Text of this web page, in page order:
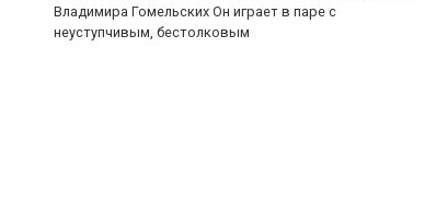
Владимира Гомельских Он играет в паре с
неуступчивым, бестолковым